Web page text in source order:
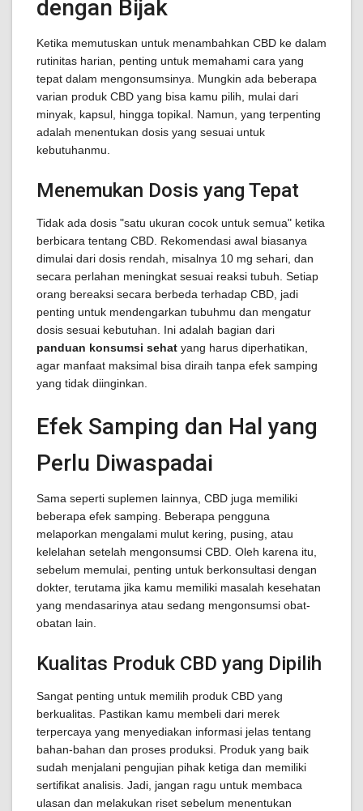
dengan Bijak
Ketika memutuskan untuk menambahkan CBD ke dalam
rutinitas harian, penting untuk memahami cara yang
tepat dalam mengonsumsinya. Mungkin ada beberapa
varian produk CBD yang bisa kamu pilih, mulai dari
minyak, kapsul, hingga topikal. Namun, yang terpenting
adalah menentukan dosis yang sesuai untuk
kebutuhanmu.
Menemukan Dosis yang Tepat
Tidak ada dosis "satu ukuran cocok untuk semua" ketika
berbicara tentang CBD. Rekomendasi awal biasanya
dimulai dari dosis rendah, misalnya 10 mg sehari, dan
secara perlahan meningkat sesuai reaksi tubuh. Setiap
orang bereaksi secara berbeda terhadap CBD, jadi
penting untuk mendengarkan tubuhmu dan mengatur
dosis sesuai kebutuhan. Ini adalah bagian dari
panduan konsumsi sehat yang harus diperhatikan,
agar manfaat maksimal bisa diraih tanpa efek samping
yang tidak diinginkan.
Efek Samping dan Hal yang
Perlu Diwaspadai
Sama seperti suplemen lainnya, CBD juga memiliki
beberapa efek samping. Beberapa pengguna
melaporkan mengalami mulut kering, pusing, atau
kelelahan setelah mengonsumsi CBD. Oleh karena itu,
sebelum memulai, penting untuk berkonsultasi dengan
dokter, terutama jika kamu memiliki masalah kesehatan
yang mendasarinya atau sedang mengonsumsi obat-
obatan lain.
Kualitas Produk CBD yang Dipilih
Sangat penting untuk memilih produk CBD yang
berkualitas. Pastikan kamu membeli dari merek
terpercaya yang menyediakan informasi jelas tentang
bahan-bahan dan proses produksi. Produk yang baik
sudah menjalani pengujian pihak ketiga dan memiliki
sertifikat analisis. Jadi, jangan ragu untuk membaca
ulasan dan melakukan riset sebelum menentukan